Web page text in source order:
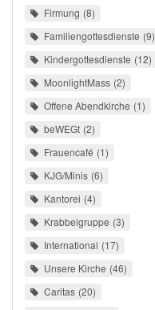
Firmung 8
Familiengottesdienste 9
Kindergottesdienste 12
MoonlightMass 2
Offene Abendkirche 1
beWEGt 2
Frauencafé 1
KJG/Minis 6
Kantorei 4
Krabbelgruppe 3
International 17
Unsere Kirche 46
Caritas 20